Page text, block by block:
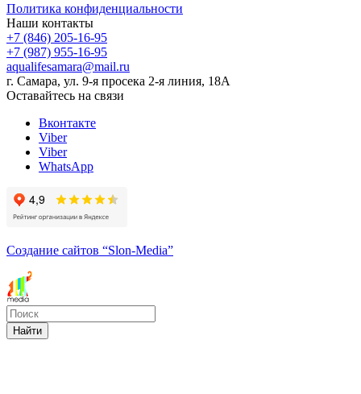
Политика конфиденциальности
Наши контакты
+7 (846) 205-16-95
+7 (987) 955-16-95
aqualifesamara@mail.ru
г. Самара, ул. 9-я просека 2-я линия, 18А
Оставайтесь на связи
Вконтакте
Viber
Viber
WhatsApp
Создание сайтов “Slon-Media”
Найти